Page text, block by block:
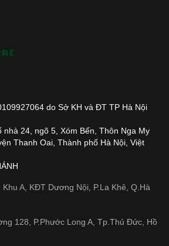
do Sở KH và ĐT TP Hà Nội
24, ngõ 5, Xóm Bến, Thôn Nga My
Thanh Oai, Thành phố Hà Nội, Việt
Khu A, KĐT Dương Nội, P.La Khê, Q.Hà
128, P.Phước Long A, Tp.Thủ Đức, Hồ